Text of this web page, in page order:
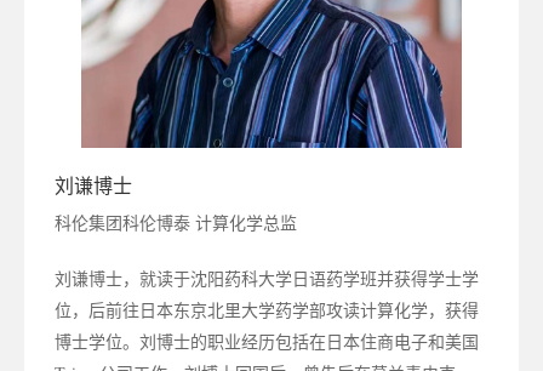
刘谦博士
科伦集团科伦博泰 计算化学总监
刘谦博士，就读于沈阳药科大学日语药学班并获得学士学
位，后前往日本东京北里大学药学部攻读计算化学，获得
博士学位。刘博士的职业经历包括在日本住商电子和美国